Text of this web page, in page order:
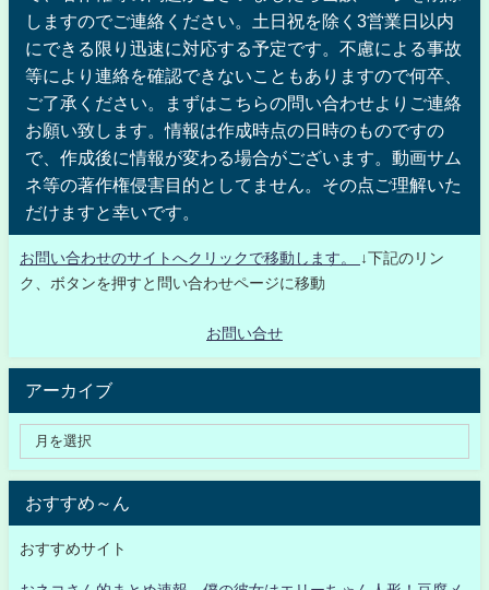
しますのでご連絡ください。土日祝を除く3営業日以内
にできる限り迅速に対応する予定です。不慮による事故
等により連絡を確認できないこともありますので何卒、
ご了承ください。まずはこちらの問い合わせよりご連絡
お願い致します。情報は作成時点の日時のものですの
で、作成後に情報が変わる場合がございます。動画サム
ネ等の著作権侵害目的としてません。その点ご理解いた
だけますと幸いです。
お問い合わせのサイトへクリックで移動します。
↓下記のリン
ク、ボタンを押すと問い合わせページに移動
お問い合せ
アーカイブ
おすすめ～ん
おすすめサイト